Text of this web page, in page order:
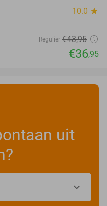
10.0 star
Regulier €43,95
€36,95
uit